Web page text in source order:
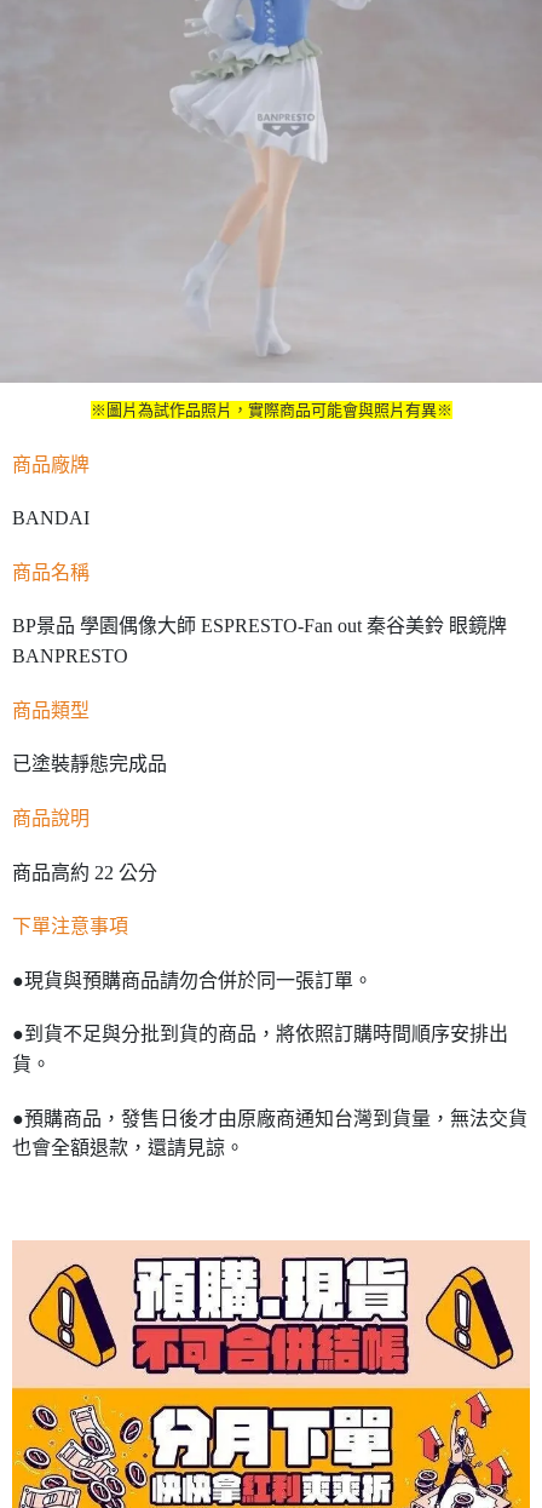
※圖片為試作品照片，實際商品可能會與照片有異※
商品廠牌
BANDAI
商品名稱
BP景品 學園偶像大師 ESPRESTO-Fan out 秦谷美鈴 眼鏡牌
BANPRESTO
商品類型
已塗裝靜態完成品
商品說明
商品高約 22 公分
下單注意事項
●現貨與預購商品請勿合併於同一張訂單。
●到貨不足與分批到貨的商品，將依照訂購時間順序安排出
貨。
●預購商品，發售日後才由原廠商通知台灣到貨量，無法交貨
也會全額退款，還請見諒。